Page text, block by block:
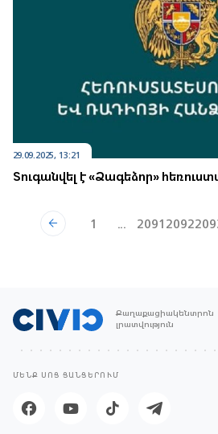
29.09.2025, 13:21
Տուգանվել է «Ձագեձոր»
1 ... 20912092
Քաղաքացիակենտրոն
լրատվություն
ՄԵՆՔ ՍՈՑ ՑԱՆՑԵՐՈՒՄ